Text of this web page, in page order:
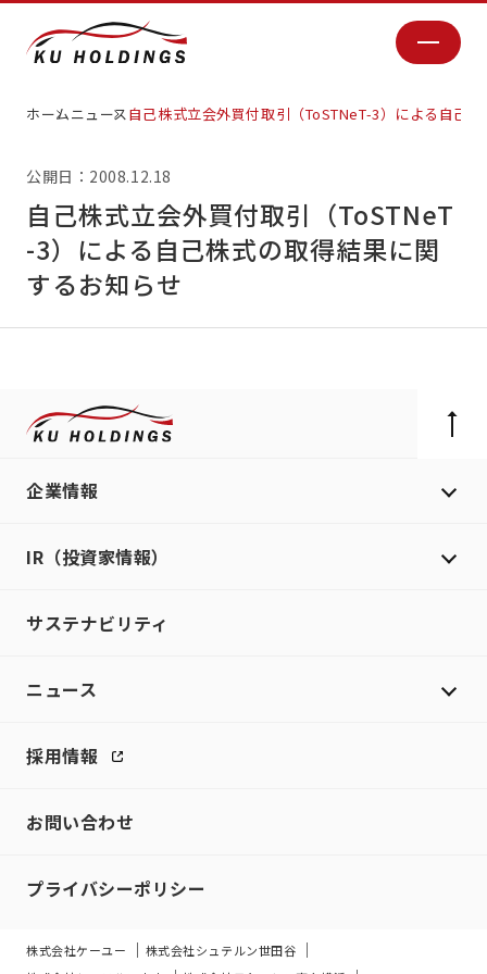
ホームニュース自己株式立会外買付取引（ToSTNeT-3）による自己
公開日：2008.12.18
自己株式立会外買付取引（ToSTNeT
-3）による自己株式の取得結果に関
するお知らせ
企業情報
IR（投資家情報）
サステナビリティ
ニュース
採用情報
お問い合わせ
プライバシーポリシー
株式会社ケーユー
株式会社シュテルン世田谷